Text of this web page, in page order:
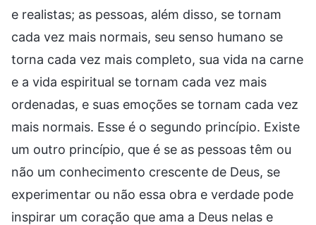
e realistas; as pessoas, além disso, se tornam
cada vez mais normais, seu senso humano se
torna cada vez mais completo, sua vida na carne
e a vida espiritual se tornam cada vez mais
ordenadas, e suas emoções se tornam cada vez
mais normais. Esse é o segundo princípio. Existe
um outro princípio, que é se as pessoas têm ou
não um conhecimento crescente de Deus, se
experimentar ou não essa obra e verdade pode
inspirar um coração que ama a Deus nelas e